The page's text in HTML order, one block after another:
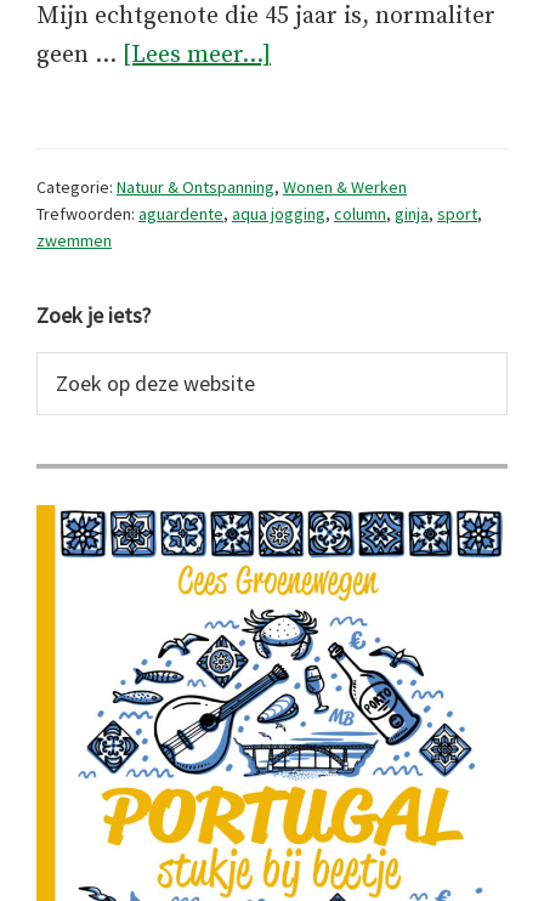
Mijn echtgenote die 45 jaar is, normaliter
geen … [Lees meer...]
Categorie: Natuur & Ontspanning, Wonen & Werken
Trefwoorden: aguardente, aqua jogging, column, ginja, sport,
zwemmen
Primaire
Sidebar
Zoek je iets?
op
website